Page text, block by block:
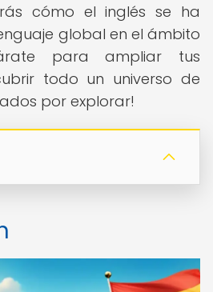
cómo el inglés se ha
global en el ámbito
para ampliar tus
todo un universo de
por explorar!